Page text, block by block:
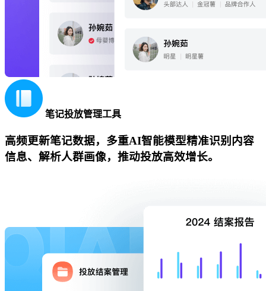
笔记投放管理工具
高频更新笔记数据，多重AI智能模型精准识别内容
信息、解析人群画像，推动投放高效增长。